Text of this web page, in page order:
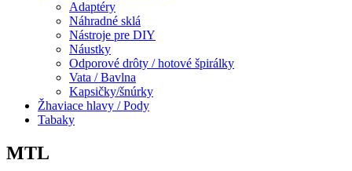
Adaptéry
Náhradné sklá
Nástroje pre DIY
Náustky
Odporové drôty / hotové špirálky
Vata / Bavlna
Kapsičky/šnúrky
Žhaviace hlavy / Pody
Tabaky
MTL